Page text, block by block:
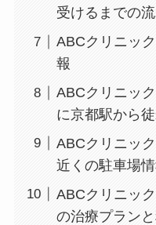
受けるまでの
ABCクリニッ
報
ABCクリニッ
に京都駅から
ABCクリニッ
近くの駐車場
ABCクリニッ
の治療プラン